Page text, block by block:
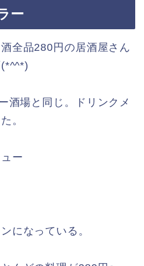
ー
全品280円の居酒屋さん
酒場と同じ。ドリンクメ
。
ー
になっている。